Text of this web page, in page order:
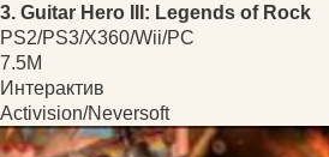
3. Guitar Hero III: Legends of Rock
PS2/PS3/X360/Wii/PC
7.5M
Интерактив
Activision/Neversoft